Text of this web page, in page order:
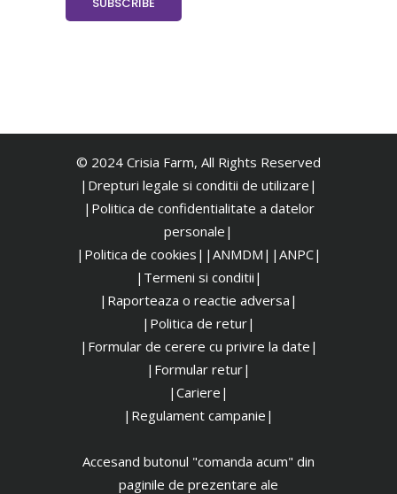
© 2024 Crisia Farm, All Rights Reserved
|Drepturi legale si conditii de utilizare|
| Politica de confidentialitate a datelor
personale|
|Politica de cookies| |ANMDM| |ANPC|
|Termeni si conditii|
|Raporteaza o reactie adversa|
|Politica de retur|
|Formular de cerere cu privire la date|
|Formular retur|
|Cariere|
|Regulament campanie|
Accesand butonul "comanda acum" din
paginile de prezentare ale